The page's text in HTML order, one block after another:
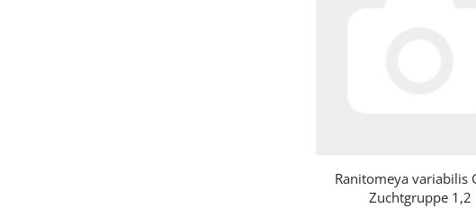
Vorschau
Ranitomeya variabilis
Zuchtgruppe 1,2